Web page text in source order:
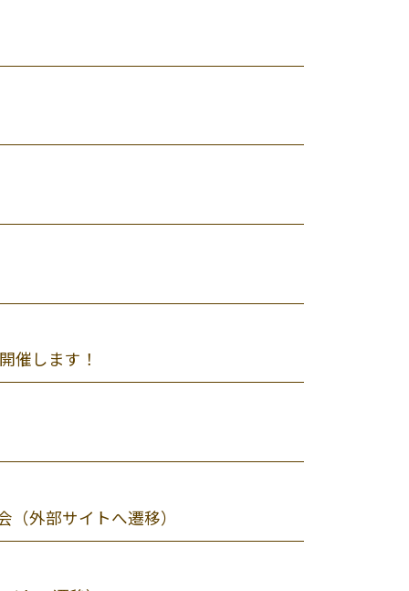
催します！
外部サイトへ遷移）